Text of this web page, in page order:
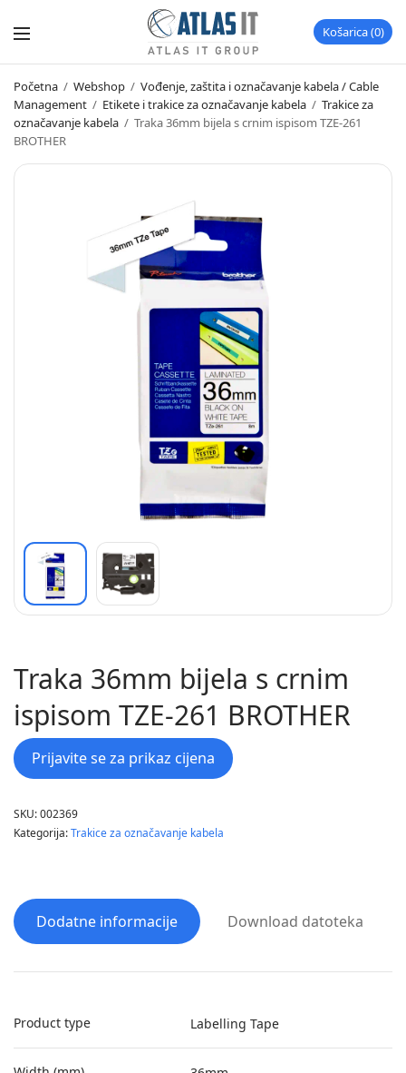
Košarica 0
Početna / Webshop / Vođenje, zaštita i označavanje kabela / Cable
Management / Etikete i trakice za označavanje kabela / Trakice za
označavanje kabela / Traka 36mm bijela s crnim ispisom TZE-261
BROTHER
Traka 36mm bijela s crnim
ispisom TZE-261 BROTHER
Prijavite se za prikaz cijena
SKU:002369
Kategorija:Trakice za označavanje kabela
Dodatne informacije Download datoteka
Product type Labelling Tape